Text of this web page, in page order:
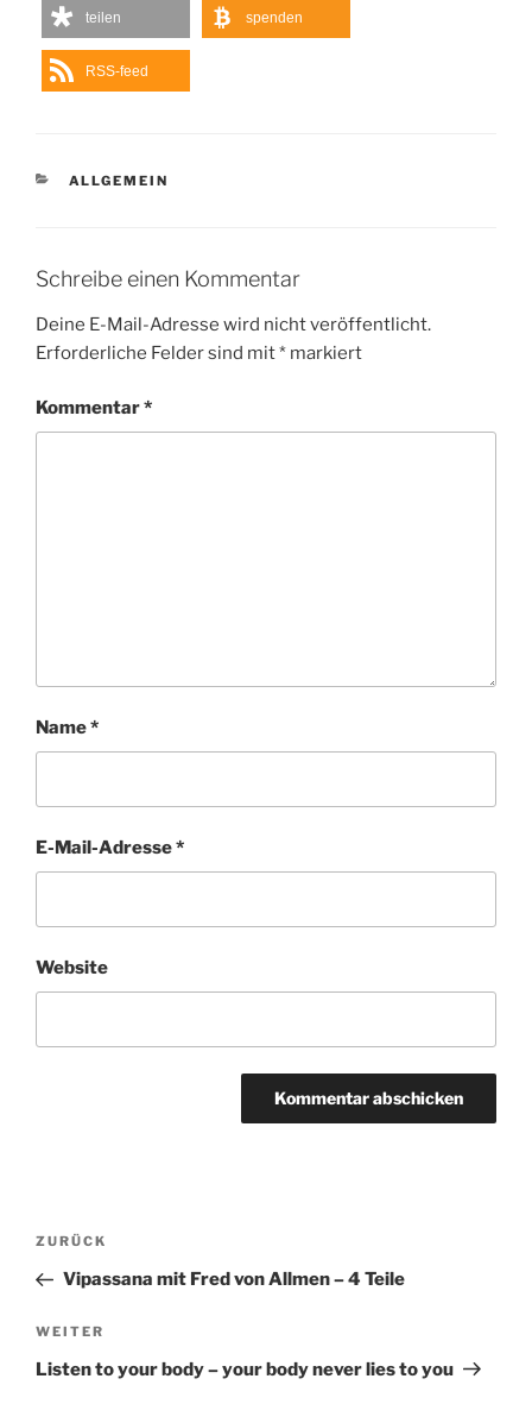
teilen spenden
RSS-feed
KATEGORIEN
ALLGEMEIN
Schreibe einen Kommentar
Deine E-Mail-Adresse wird nicht veröffentlicht.
Erforderliche Felder sind mit* markiert
Kommentar*
Name*
E-Mail-Adresse*
Website
Beitragsnavigation
Vorheriger
Beitrag
ZURÜCK
Vipassana mit Fred von Allmen – 4 Teile
Nächster
Beitrag
WEITER
Listen to your body – your body never lies to you